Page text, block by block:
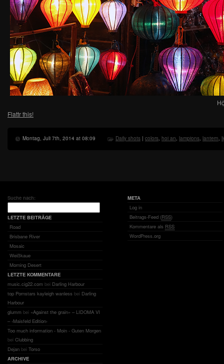
Flattr this!
Montag, Juli 7th, 2014 at 08:09 Daily shots | colors, hoi an, lampions, lantern,
Suche nach:
LETZTE BEITRÄGE
Road
Brisbane River
Mosaic
Weißkaue
Morning Desert
LETZTE KOMMENTARE
music.cig22.com bei Darling Harbour
top Pornstars kayleigh wanless bei Darling
Harbour
glumm bei «Against the grain» – LIDOMA VI
– ‹Maisfeld Edition›
Too much information - Moin - Guten Morgen
bei Clubbing
Dejan bei Torso
ARCHIVE
META
Log in
Beitrags-Feed (RSS)
Kommentare als RSS
WordPress.org